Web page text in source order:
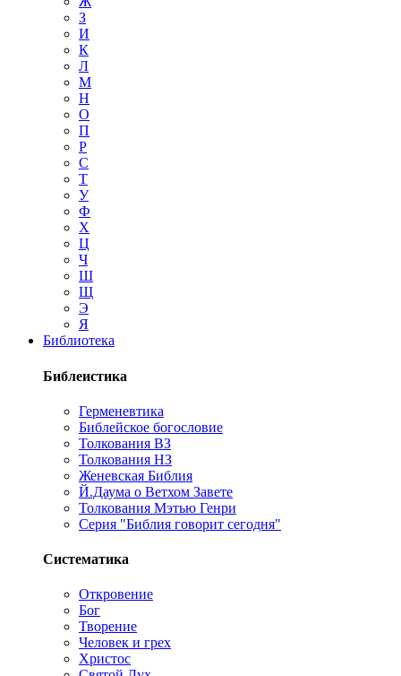
З
И
К
Л
М
Н
О
П
Р
С
Т
У
Ф
Х
Ц
Ч
Ш
Щ
Э
Я
Библиотека
Библеистика
Герменевтика
Библейское богословие
Толкования ВЗ
Толкования НЗ
Женевская Библия
Й.Даума о Ветхом Завете
Толкования Мэтью Генри
Серия "Библия говорит сегодня"
Систематика
Откровение
Бог
Творение
Человек и грех
Христос